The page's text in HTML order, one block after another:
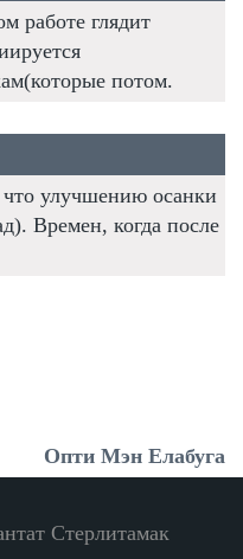
работе глядит
потом.
улучшению осанки
Времен, когда после
Опти Мэн Елабуга
Стерлитамак